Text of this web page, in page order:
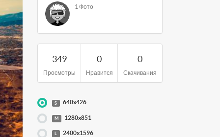
1 Фото
349
Просмотры
0
Нравится
0
Скачивания
S 640x426
M 1280x851
L 2400x1596